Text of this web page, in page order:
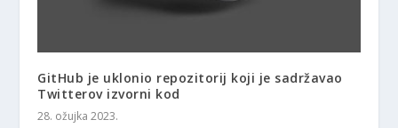
GitHub je uklonio repozitorij koji je sadržavao
Twitterov izvorni kod
28. ožujka 2023.